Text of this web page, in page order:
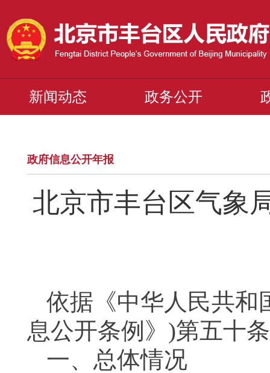
新闻动态 政务公开
政府信息公开年报
北京市丰台区气象
依据《中华人民共和
息公开条例》 )第五十
一、总体情况